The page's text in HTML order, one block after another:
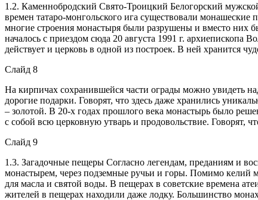
1.2. Каменнобродский Свято-Троицкий Белогорский
времен татаро-монгольского ига существовали
многие строения монастыря были разрушены и вместо них
началось с приездом сюда 20 августа 1991 г. архиепископа
действует и церковь в одной из построек. В ней хранится
Слайд 8
На кирпичах сохранившейся части ограды можно увидеть
дорогие подарки. Говорят, что здесь даже хранились
– золотой. В 20-х годах прошлого века монастырь было
с собой всю церковную утварь и продовольствие. Говорят,
Слайд 9
1.3. Загадочные пещеры Согласно легендам, преданиям и
монастырем, через подземные ручьи и горы. Помимо келий
для масла и святой воды. В пещерах в советские времена
жителей в пещерах находили даже лодку. Большинство